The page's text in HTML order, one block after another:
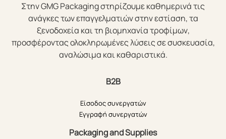
Στην GMG Packaging στηρίζουμε καθημερινά τις
ανάγκες των επαγγελματιών στην εστίαση, τα
ξενοδοχεία και τη βιομηχανία τροφίμων,
προσφέροντας ολοκληρωμένες λύσεις σε συσκευασία,
αναλώσιμα και καθαριστικά.
B2B
Είσοδος συνεργατών
Εγγραφή συνεργατών
Packaging and Supplies